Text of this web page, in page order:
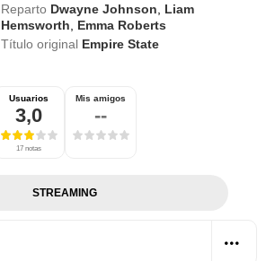
Reparto Dwayne Johnson
Liam
Hemsworth
Emma Roberts
Título original Empire State
Usuarios
3,0
17 notas
Mis amigos
--
STREAMING